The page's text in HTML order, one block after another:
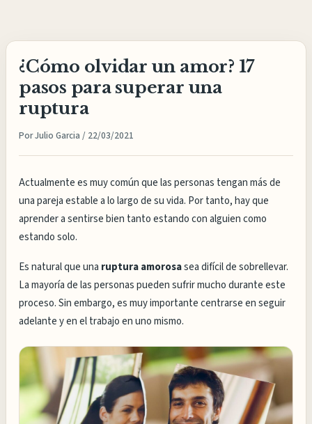
contenido
¿Cómo olvidar un amor? 17
pasos para superar una
ruptura
PorJulio Garcia/ 22/03/2021
Actualmente es muy común que las personas tengan más de
una pareja estable a lo largo de su vida. Por tanto, hay que
aprender a sentirse bien tanto estando con alguien como
estando solo.
Es natural que una ruptura amorosasea difícil de sobrellevar.
La mayoría de las personas pueden sufrir mucho durante este
proceso. Sin embargo, es muy importante centrarse en seguir
adelante y en el trabajo en uno mismo.